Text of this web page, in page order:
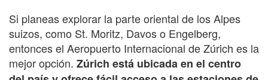
Si planeas explorar la parte oriental de los Alpes
suizos, como St. Moritz, Davos o Engelberg,
entonces el Aeropuerto Internacional de Zúrich es la
mejor opción. Zúrich está ubicada en el centro